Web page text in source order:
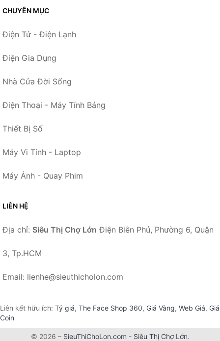
CHUYÊN MỤC
Điện Tử - Điện Lạnh
Điện Gia Dụng
Nhà Cửa Đời Sống
Điện Thoại - Máy Tính Bảng
Thiết Bị Số
Máy Vi Tính - Laptop
Máy Ảnh - Quay Phim
LIÊN HỆ
Địa chỉ: Siêu Thị Chợ Lớn Điện Biên Phủ, Phường 6, Quận
3, Tp.HCM
Email: lienhe@sieuthicholon.com
Liên kết hữu ích: Tỷ giá, The Face Shop 360, Giá Vàng, Web Giá, Giá
Coin
© 2026 – SieuThiChoLon.com - Siêu Thị Chợ Lớn.